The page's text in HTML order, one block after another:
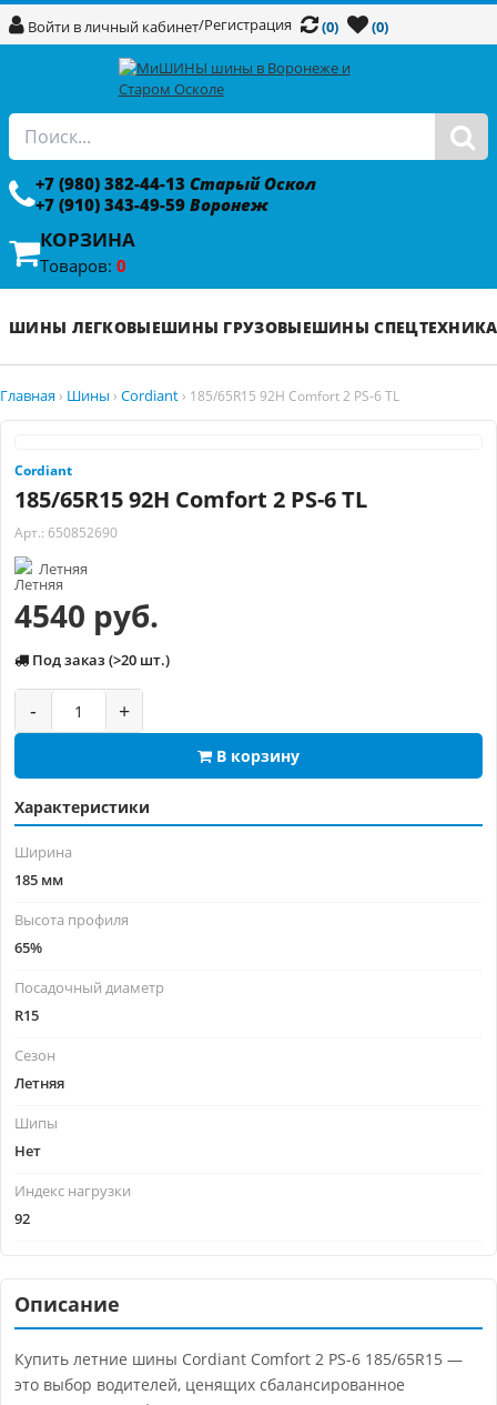
Войти в личный кабинет/Регистрация (0) (0)
+7 (980) 382-44-13 Старый Оскол
+7 (910) 343-49-59 Воронеж
КОРЗИНА
Товаров: 0
ШИНЫ ЛЕГКОВЫЕШИНЫ ГРУЗОВЫЕШИНЫ СПЕЦТЕХНИКА
Главная › Шины › Cordiant › 185/65R15 92H Comfort 2 PS-6 TL
Cordiant
185/65R15 92H Comfort 2 PS-6 TL
Арт.: 650852690
Летняя
4540 руб.
Под заказ (>20 шт.)
- +
В корзину
Характеристики
Ширина
185 мм
Высота профиля
65%
Посадочный диаметр
R15
Сезон
Летняя
Шипы
Нет
Индекс нагрузки
92
Описание
Купить летние шины Cordiant Comfort 2 PS-6 185/65R15 —
это выбор водителей, ценящих сбалансированное